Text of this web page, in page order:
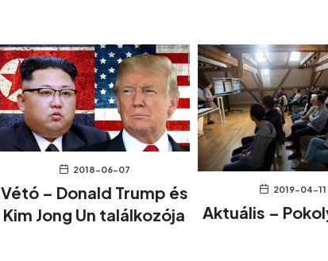
2018-06-07
Vétó – Donald Trump és
Kim Jong Un találkozója
2019-04-11
Aktuális –